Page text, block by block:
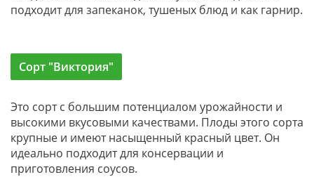
подходит для запеканок, тушеных блюд и как гарнир.
Сорт "Виктория"
Это сорт с большим потенциалом урожайности и
высокими вкусовыми качествами. Плоды этого сорта
крупные и имеют насыщенный красный цвет. Он
идеально подходит для консервации и
приготовления соусов.